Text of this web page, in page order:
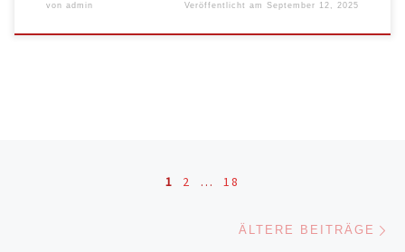
von admin Veröffentlicht amSeptember 12, 2025
Beitragsnavigation
1 2 … 18
ÄLTERE BEITRÄGE